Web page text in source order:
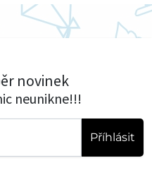
novinek
neunikne!!!
Příhlásit